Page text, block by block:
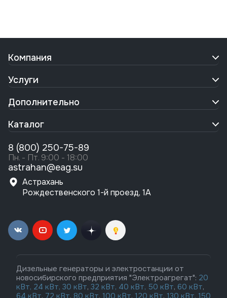
Компания
Услуги
Дополнительно
Каталог
8 (800) 250-75-89
Пн. - Пт. 9:00 - 18:00
astrahan@eag.su
Астрахань
Рождественского 1-й проезд, 1А
Дизельные генераторы и электростанции от
новосибирского предприятия "Электроагрегат": 20
кВт, 24 кВт, 30 кВт, 32 кВт, 40 кВт, 50 кВт, 60 кВт,
64 кВт, 72 кВт, 80 кВт, 100 кВт, 120 кВт, 130 кВт, 150